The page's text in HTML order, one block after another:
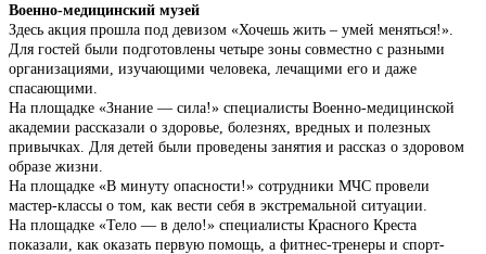
Военно-медицинский музей
Здесь акция прошла под девизом «Хочешь жить – умей меняться!».
Для гостей были подготовлены четыре зоны совместно с разными
организациями, изучающими человека, лечащими его и даже
спасающими.
На площадке «Знание — сила!» специалисты Военно-медицинской
академии рассказали о здоровье, болезнях, вредных и полезных
привычках. Для детей были проведены занятия и рассказ о здоровом
образе жизни.
На площадке «В минуту опасности!» сотрудники МЧС провели
мастер-классы о том, как вести себя в экстремальной ситуации.
На площадке «Тело — в дело!» специалисты Красного Креста
показали, как оказать первую помощь, а фитнес-тренеры и спорт­